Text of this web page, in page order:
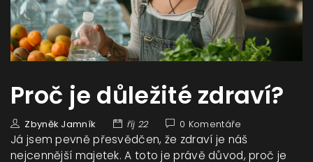
Proč je důležité zdraví?
Zbyněk Jamník říj 22 0 Komentáře
Já jsem pevně přesvědčen, že zdraví je náš
nejcennější majetek. A toto je právě důvod, proč je